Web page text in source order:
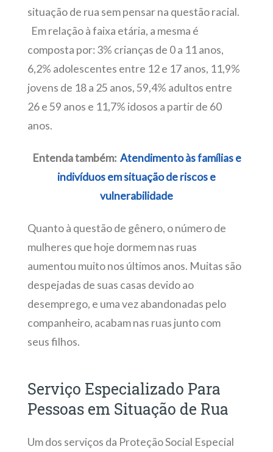
situação de rua sem pensar na questão racial.
Em relação à faixa etária, a mesma é
composta por: 3% crianças de 0 a 11 anos,
6,2% adolescentes entre 12 e 17 anos, 11,9%
jovens de 18 a 25 anos, 59,4% adultos entre
26 e 59 anos e 11,7% idosos a partir de 60
anos.
Entenda também: Atendimento às famílias e
indivíduos em situação de riscos e
vulnerabilidade
Quanto à questão de gênero, o número de
mulheres que hoje dormem nas ruas
aumentou muito nos últimos anos. Muitas são
despejadas de suas casas devido ao
desemprego, e uma vez abandonadas pelo
companheiro, acabam nas ruas junto com
seus filhos.
Serviço Especializado Para
Pessoas em Situação de Rua
Um dos serviços da Proteção Social Especial